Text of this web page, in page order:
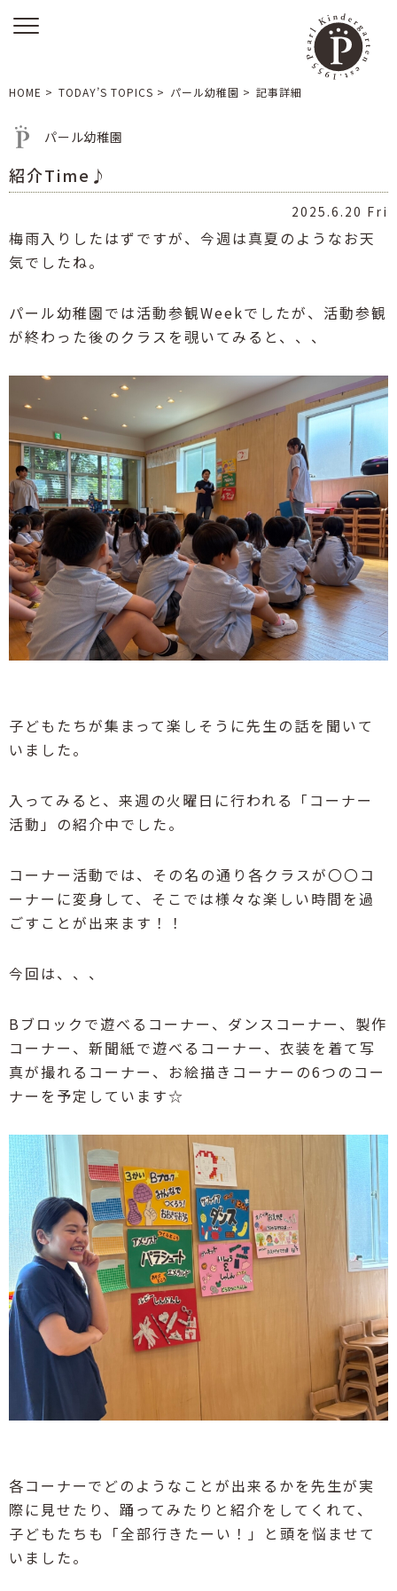
HOME > TODAY’S TOPICS > パール幼稚園 > 記事詳細
パール幼稚園
紹介Time♪
2025.6.20 Fri
梅雨入りしたはずですが、今週は真夏のようなお天
気でしたね。
パール幼稚園では活動参観Weekでしたが、活動参観
が終わった後のクラスを覗いてみると、、、
子どもたちが集まって楽しそうに先生の話を聞いて
いました。
入ってみると、来週の火曜日に行われる「コーナー
活動」の紹介中でした。
コーナー活動では、その名の通り各クラスが〇〇コ
ーナーに変身して、そこでは様々な楽しい時間を過
ごすことが出来ます！！
今回は、、、
Bブロックで遊べるコーナー、ダンスコーナー、製作
コーナー、新聞紙で遊べるコーナー、衣装を着て写
真が撮れるコーナー、お絵描きコーナーの6つのコー
ナーを予定しています☆
各コーナーでどのようなことが出来るかを先生が実
際に見せたり、踊ってみたりと紹介をしてくれて、
子どもたちも「全部行きたーい！」と頭を悩ませて
いました。